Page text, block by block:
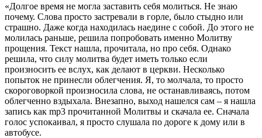
«Долгое время не могла заставить себя молиться. Не знаю
почему. Слова просто застревали в горле, было стыдно или
страшно. Даже когда находилась наедине с собой. До этого не
молилась раньше, решила попробовать именно Молитву
прощения. Текст нашла, прочитала, но про себя. Однако
решила, что силу молитва будет иметь только если
произносить ее вслух, как делают в церкви. Несколько
попыток не принесли облегчения. Я, то молчала, то просто
скороговоркой произносила слова, не останавливаясь, потом
облегченно вздыхала. Внезапно, выход нашелся сам – я нашла
запись как mp3 прочитанной Молитвы и скачала ее. Сначала
голос успокаивал, я просто слушала по дороге к дому или в
автобусе.